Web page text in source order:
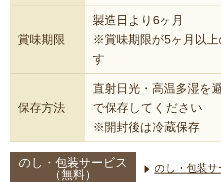
賞味期限
製造日より6ヶ月
※賞味期限が5ヶ月以
す
保存方法
直射日光・高温多湿を
で保存してください
※開封後は冷蔵保存
のし・包装サービス
（無料）
のし・包装